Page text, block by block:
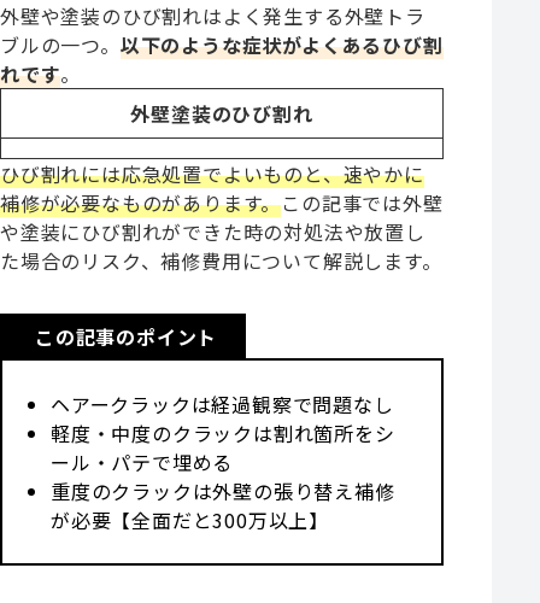
外壁や塗装のひび割れはよく発生する外壁トラ
ブルの一つ。 以下のような症状がよくあるひび割
れです。
外壁塗装のひび割れ
ひび割れには応急処置でよいものと、速やかに
補修が必要なものがあります。この記事では外壁
や塗装にひび割れができた時の対処法や放置し
た場合のリスク、補修費用について解説します。
この記事のポイント
ヘアークラックは経過観察で問題なし
軽度・中度のクラックは割れ箇所をシ
ール・パテで埋める
重度のクラックは外壁の張り替え補修
が必要【全面だと300万以上】